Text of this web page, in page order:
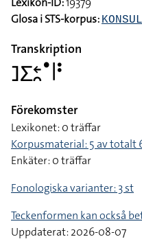
Glosa i STS-korpus:
Transkription
􌤔􌤥􌥓􌥘􌤟􌥼􌥻
Förekomster
Lexikonet: 0 träffar
Korpusmaterial: 5 av totalt
Enkäter: 0 träffar
Fonologiska varianter: 3 st
Teckenformen kan också
Uppdaterat: 2026-08-07